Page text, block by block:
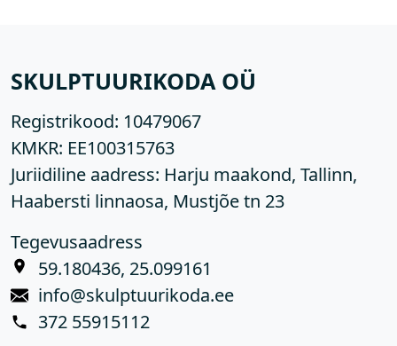
SKULPTUURIKODA OÜ
Registrikood: 10479067
KMKR: EE100315763
Juriidiline aadress: Harju maakond, Tallinn,
Haabersti linnaosa, Mustjõe tn 23
Tegevusaadress
59.180436, 25.099161
info@skulptuurikoda.ee
372 55915112